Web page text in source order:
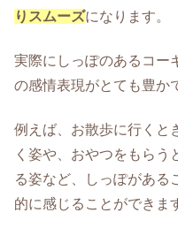
りスムーズになります。
実際にしっぽのあるコー
の感情表現がとても豊か
例えば、お散歩に行くと
く姿や、おやつをもらう
る姿など、しっぽがある
的に感じることができま